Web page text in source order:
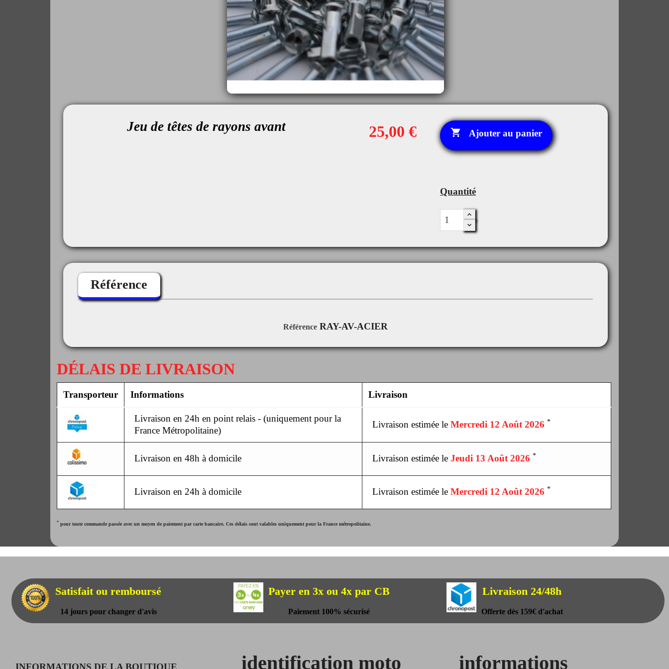
Jeu de têtes de rayons avant 25,00 €  Ajouter au panier
Quantité
Référence
Référence RAY-AV-ACIER
DÉLAIS DE LIVRAISON
Transporteur Informations Livraison
Livraison en 24h en point relais - (uniquement pour la
France Métropolitaine)
Livraison estimée le Mercredi 12 Août 2026 *
Livraison en 48h à domicile Livraison estimée le Jeudi 13 Août 2026 *
Livraison en 24h à domicile Livraison estimée le Mercredi 12 Août 2026 *
*pour toute commande passée avec un moyen de paiement par carte bancaire. Ces délais sont valables uniquement pour la France métropolitaine.
Satisfait ou remboursé
14 jours pour changer d'avis
Payer en 3x ou 4x par CB
Paiement 100% sécurisé
Livraison 24/48h
Offerte dès 159€ d'achat
INFORMATIONS DE LA BOUTIQUE identification moto informations